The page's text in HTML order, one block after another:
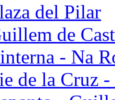
del Pilar
de
- Na
de la Cruz